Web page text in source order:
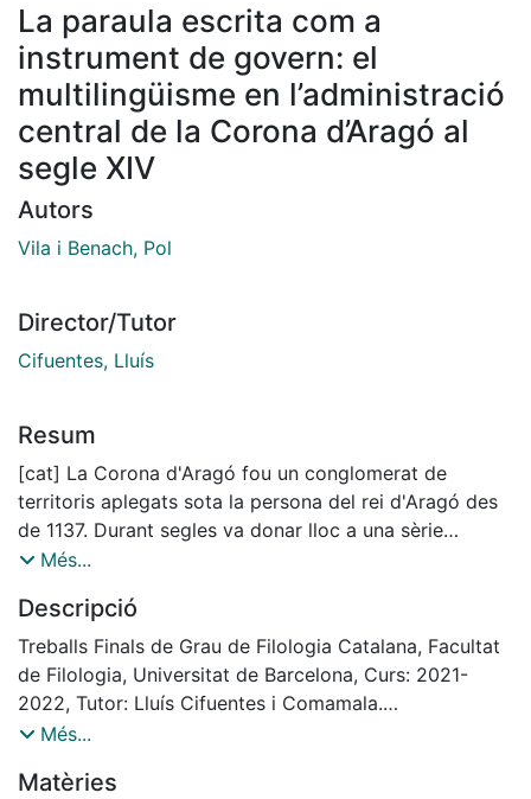
La paraula escrita com a
instrument de govern: el
multilingüisme en l’administració
central de la Corona d’Aragó al
segle XIV
Autors
Vila i Benach, Pol
Director/Tutor
Cifuentes, Lluís
Resum
[cat] La Corona d'Aragó fou un conglomerat de
territoris aplegats sota la persona del rei d'Aragó des
de 1137. Durant segles va donar lloc a una sèrie
d'institucions que regularen el comerç, l'administració i
Mediterrani. Erigit com a potència marítima, es va
estendre des de la península Ibèrica fins a Grècia, fent
conviure llengües diferents. Aquesta diversitat cultural
va ser un repte i alhora una oportunitat per a
desenvolupar un estat multilingüe alhora que els estats
homogènies. Aquest estudi presenta una síntesi del
Més...
Descripció
Treballs Finals de Grau de Filologia Catalana, Facultat
de Filologia, Universitat de Barcelona, Curs: 2021-
2022, Tutor: Lluís Cifuentes i Comamala.
III Premi IRCVM al millor TFG 2022 (Institut de Recerca
Més...
Matèries